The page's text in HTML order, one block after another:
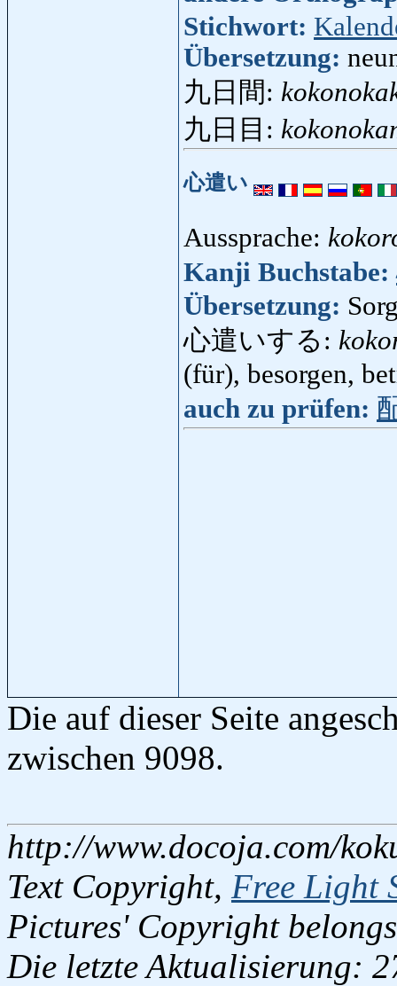
Stichwort:
Übersetzung:
九日間:
九日目:
心遣い
Aussprache:
Kanji Buchstabe:
Übersetzung:
心遣いする:
(für), besorgen,
auch zu prüfen:
Die auf dieser Seite
zwischen 9098.
http://www.docoja.com/
Text Copyright, Free Light
Pictures' Copyright
Die letzte Aktualisierung: